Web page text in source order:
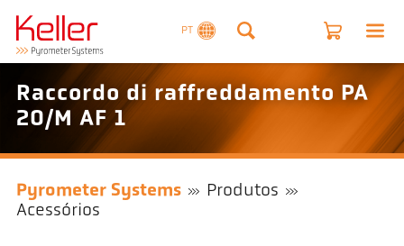
PT
Raccordo di raffreddamento PA
20/M AF 1
Pyrometer Systems
Produtos
Acessórios